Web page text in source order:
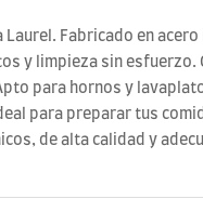
Fabricado en
y limpieza sin
para hornos y
para preparar tus
de alta calidad y